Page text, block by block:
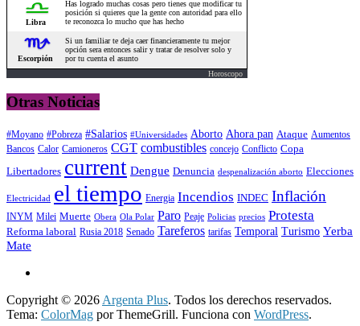
Horoscopo
Otras Noticias
#Moyano #Pobreza #Salarios #Universidades Aborto Ahora pan Ataque Aumentos
Bancos Calor Camioneros CGT combustibles concejo Conflicto Copa
Libertadores current Dengue Denuncia despenalización aborto Elecciones
Electricidad el tiempo Energia Incendios INDEC Inflación
INYM Milei Muerte Obera Ola Polar Paro Peaje Policias precios Protesta
Reforma laboral Rusia 2018 Senado Tareferos tarifas Temporal Turismo Yerba
Mate
Copyright © 2026 Argenta Plus. Todos los derechos reservados.
Tema: ColorMag por ThemeGrill. Funciona con WordPress.